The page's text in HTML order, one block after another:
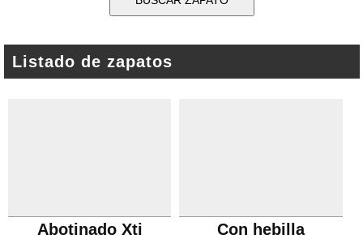
Listado de zapatos
Abotinado Xti Con hebilla